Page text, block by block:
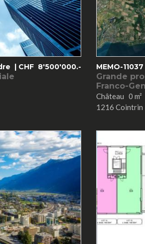
| CHF 8'500'000.- MEMO-11037
Grande
Franco-
Château 0 m²
1216 Cointrin